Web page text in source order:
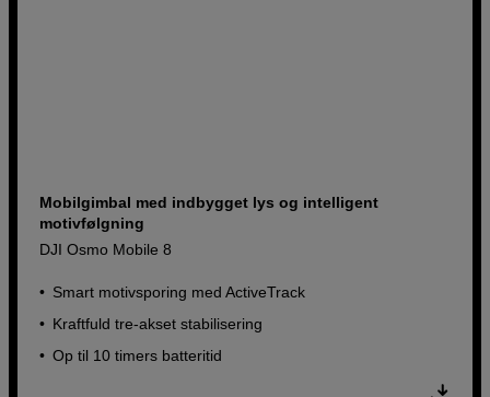
Mobilgimbal med indbygget lys og intelligent
motivfølgning
DJI Osmo Mobile 8
Smart motivsporing med ActiveTrack
Kraftfuld tre-akset stabilisering
Op til 10 timers batteritid